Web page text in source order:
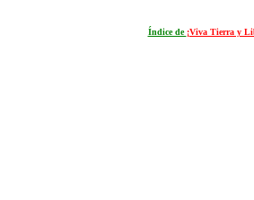
Índice de ¡Viva Tierra y